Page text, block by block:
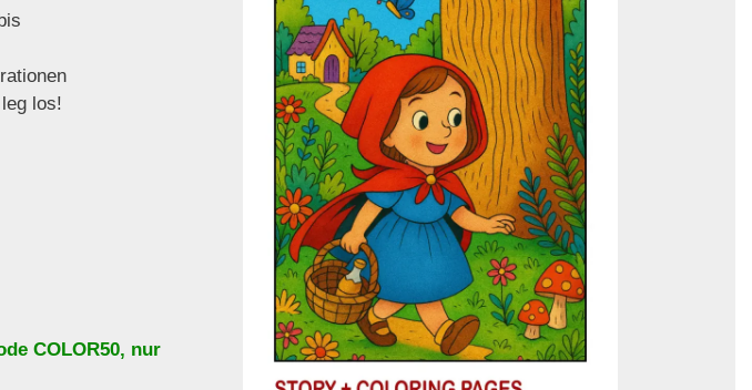
los!
COLOR50, nur